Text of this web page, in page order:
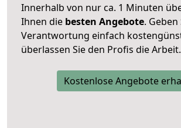
Innerhalb von nur ca. 1 Minuten
Ihnen die besten Angebote. Geben
Verantwortung einfach
überlassen Sie den Profis die Arbeit.
Kostenlose Angebote